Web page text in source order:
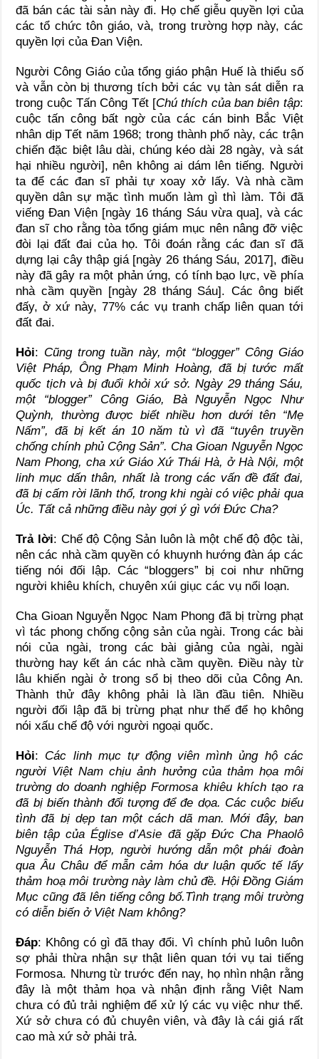
đã bán các tài sản này đi. Họ chế giễu quyền lợi của
các tổ chức tôn giáo, và, trong trường hợp này, các
quyền lợi của Đan Viện.
Người Công Giáo của tổng giáo phận Huế là thiểu số
và vẫn còn bị thương tích bởi các vụ tàn sát diễn ra
trong cuộc Tấn Công Tết [Chú thích của ban biên tập:
cuộc tấn công bất ngờ của các cán binh Bắc Việt
nhân dịp Tết năm 1968; trong thành phố này, các trận
chiến đặc biệt lâu dài, chúng kéo dài 28 ngày, và sát
hại nhiều người], nên không ai dám lên tiếng. Người
ta để các đan sĩ phải tự xoay xở lấy. Và nhà cầm
quyền dân sự mặc tình muốn làm gì thì làm. Tôi đã
viếng Đan Viện [ngày 16 tháng Sáu vừa qua], và các
đan sĩ cho rằng tòa tổng giám mục nên nâng đỡ việc
đòi lại đất đai của họ. Tôi đoán rằng các đan sĩ đã
dựng lại cây thập giá [ngày 26 tháng Sáu, 2017], điều
này đã gây ra một phản ứng, có tính bạo lực, về phía
nhà cầm quyền [ngày 28 tháng Sáu]. Các ông biết
đấy, ở xứ này, 77% các vụ tranh chấp liên quan tới
đất đai.
Hỏi: Cũng trong tuần này, một “blogger” Công Giáo
Việt Pháp, Ông Phạm Minh Hoàng, đã bị tước mất
quốc tịch và bị đuổi khỏi xứ sở. Ngày 29 tháng Sáu,
một “blogger” Công Giáo, Bà Nguyễn Ngọc Như
Quỳnh, thường được biết nhiều hơn dưới tên “Mẹ
Nấm”, đã bị kết án 10 năm tù vì đã “tuyên truyền
chống chính phủ Cộng Sản”. Cha Gioan Nguyễn Ngọc
Nam Phong, cha xứ Giáo Xứ Thái Hà, ở Hà Nội, một
linh mục dấn thân, nhất là trong các vấn đề đất đai,
đã bị cấm rời lãnh thổ, trong khi ngài có việc phải qua
Úc. Tất cả những điều này gợi ý gì với Đức Cha?
Trả lời: Chế độ Cộng Sản luôn là một chế độ độc tài,
nên các nhà cầm quyền có khuynh hướng đàn áp các
tiếng nói đối lập. Các “bloggers” bị coi như những
người khiêu khích, chuyên xúi giục các vụ nổi loạn.
Cha Gioan Nguyễn Ngọc Nam Phong đã bị trừng phạt
vì tác phong chống cộng sản của ngài. Trong các bài
nói của ngài, trong các bài giảng của ngài, ngài
thường hay kết án các nhà cầm quyền. Điều này từ
lâu khiến ngài ở trong sổ bị theo dõi của Công An.
Thành thử đây không phải là lần đầu tiên. Nhiều
người đối lập đã bị trừng phạt như thế để họ không
nói xấu chế độ với người ngoại quốc.
Hỏi: Các linh mục tự động viên mình ủng hộ các
người Việt Nam chịu ảnh hưởng của thảm họa môi
trường do doanh nghiệp Formosa khiêu khích tạo ra
đã bị biến thành đối tượng để đe dọa. Các cuộc biểu
tình đã bị dẹp tan một cách dã man. Mới đây, ban
biên tập của Église d’Asie đã gặp Đức Cha Phaolô
Nguyễn Thá Hợp, người hướng dẫn một phái đoàn
qua Âu Châu để mẫn cảm hóa dư luận quốc tế lấy
thảm hoạ môi trường này làm chủ đề. Hội Đồng Giám
Mục cũng đã lên tiếng công bố.Tình trạng môi trường
có diễn biến ở Việt Nam không?
Đáp: Không có gì đã thay đổi. Vì chính phủ luôn luôn
sợ phải thừa nhận sự thật liên quan tới vụ tai tiếng
Formosa. Nhưng từ trước đến nay, họ nhìn nhận rằng
đây là một thảm họa và nhận định rằng Việt Nam
chưa có đủ trải nghiệm để xử lý các vụ việc như thế.
Xứ sở chưa có đủ chuyên viên, và đây là cái giá rất
cao mà xứ sở phải trả.